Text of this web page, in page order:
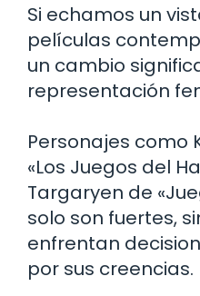
Si echamos un
películas
un cambio
representación
Personajes como
«Los Juegos del
Targaryen de
solo son fuertes,
enfrentan
por sus creencias.